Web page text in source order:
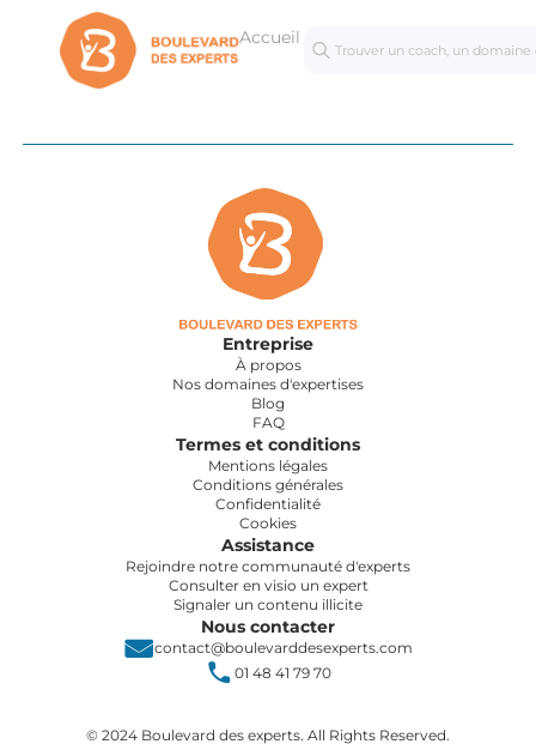
Accueil
Séances
personnalisées
Entreprise
À propos
Nos domaines d'expertises
Blog
FAQ
Termes et conditions
Mentions légales
Conditions générales
Confidentialité
Cookies
Assistance
Rejoindre notre communauté d'experts
Consulter en visio un expert
Signaler un contenu illicite
Nous contacter
contact@boulevarddesexperts.com
01 48 41 79 70
© 2024 Boulevard des experts. All Rights Reserved.